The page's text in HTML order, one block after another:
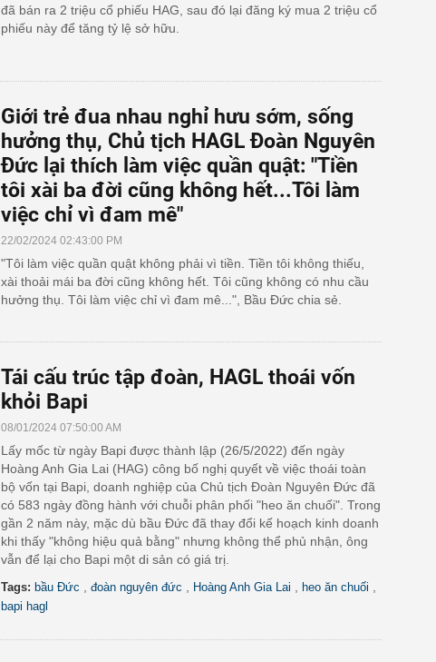
đã bán ra 2 triệu cổ phiếu HAG, sau đó lại đăng ký mua 2 triệu cổ
phiếu này để tăng tỷ lệ sở hữu.
Giới trẻ đua nhau nghỉ hưu sớm, sống
hưởng thụ, Chủ tịch HAGL Đoàn Nguyên
Đức lại thích làm việc quần quật: "Tiền
tôi xài ba đời cũng không hết...Tôi làm
việc chỉ vì đam mê"
22/02/2024 02:43:00 PM
"Tôi làm việc quần quật không phải vì tiền. Tiền tôi không thiếu,
xài thoải mái ba đời cũng không hết. Tôi cũng không có nhu cầu
hưởng thụ. Tôi làm việc chỉ vì đam mê...", Bầu Đức chia sẻ.
Tái cấu trúc tập đoàn, HAGL thoái vốn
khỏi Bapi
08/01/2024 07:50:00 AM
Lấy mốc từ ngày Bapi được thành lập (26/5/2022) đến ngày
Hoàng Anh Gia Lai (HAG) công bố nghị quyết về việc thoái toàn
bộ vốn tại Bapi, doanh nghiệp của Chủ tịch Đoàn Nguyên Đức đã
có 583 ngày đồng hành với chuỗi phân phối "heo ăn chuối". Trong
gần 2 năm này, mặc dù bầu Đức đã thay đổi kế hoạch kinh doanh
khi thấy "không hiệu quả bằng" nhưng không thể phủ nhận, ông
vẫn để lại cho Bapi một di sản có giá trị.
Tags: bầu Đức đoàn nguyên đức Hoàng Anh Gia Lai heo ăn chuối
bapi hagl